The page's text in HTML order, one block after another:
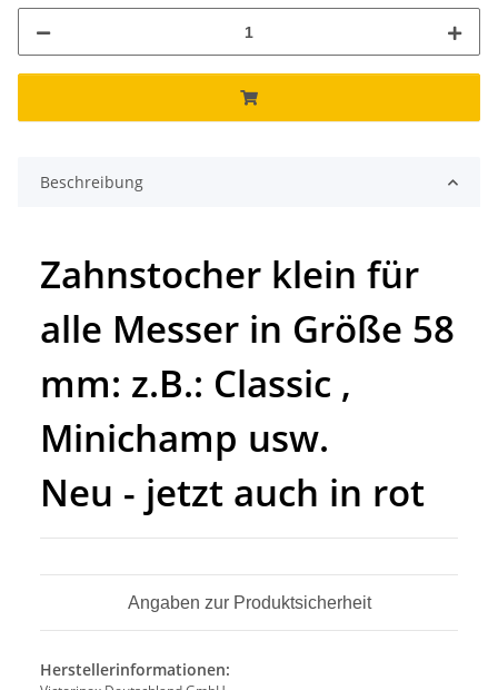
Beschreibung
Zahnstocher klein für
alle Messer in Größe 58
mm: z.B.: Classic ,
Minichamp usw.
Neu - jetzt auch in rot
Angaben zur Produktsicherheit
Herstellerinformationen: